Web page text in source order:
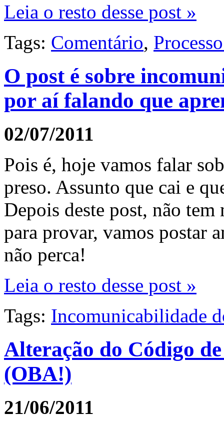
Leia o resto desse post »
Tags: Comentário,
O post é sobre
por aí falando que
02/07/2011
Pois é, hoje vamos falar
preso. Assunto que cai e
Depois deste post, não tem
para provar, vamos postar
não perca!
Leia o resto desse post »
Tags: Incomunicabilidade
Alteração do Código
(OBA!)
21/06/2011